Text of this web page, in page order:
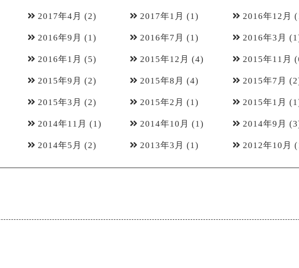
2017年4月 (2) 2017年1月 (1) 2016年12月
2016年9月 (1) 2016年7月 (1) 2016年3月
2016年1月 (5) 2015年12月 (4) 2015年11月
2015年9月 (2) 2015年8月 (4) 2015年7月
2015年3月 (2) 2015年2月 (1) 2015年1月
2014年11月 (1) 2014年10月 (1) 2014年9月
2014年5月 (2) 2013年3月 (1) 2012年10月